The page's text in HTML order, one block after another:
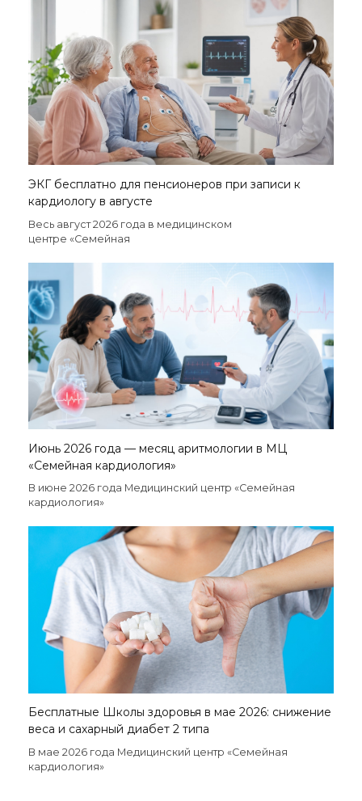
ЭКГ бесплатно для пенсионеров при записи к
кардиологу в августе
Весь август 2026 года в медицинском
центре «Семейная
Июнь 2026 года — месяц аритмологии в МЦ
«Семейная кардиология»
В июне 2026 года Медицинский центр «Семейная
кардиология»
Бесплатные Школы здоровья в мае 2026: снижение
веса и сахарный диабет 2 типа
В мае 2026 года Медицинский центр «Семейная
кардиология»